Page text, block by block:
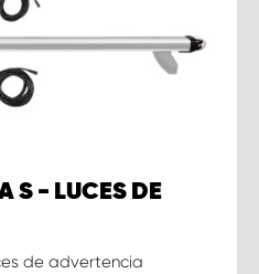
S - LUCES DE
de advertencia